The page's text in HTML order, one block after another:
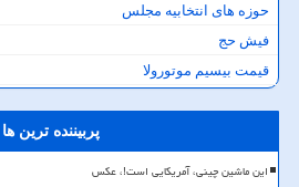
حوزه های انتخابیه مجلس
فیش حج
قیمت بیسیم موتورولا
پربیننده ترین ها
این ماشین چینی، آمریکایی است!، عکس